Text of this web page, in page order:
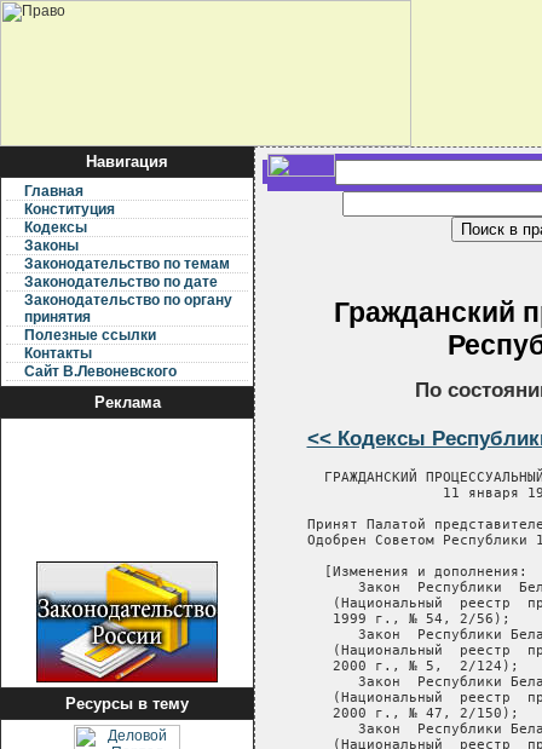
Навигация
Главная
Конституция
Кодексы
Законы
Законодательство по темам
Законодательство по дате
Законодательство по органу
принятия
Полезные ссылки
Контакты
Сайт В.Левоневского
Реклама
Ресурсы в тему
Гражданский
По
<< Кодексы
ГРАЖДАНСКИЙ
11 января
Принят Палатой
Одобрен Советом Республики
       [Изменения и дополнения:
Закон  Республики
(Национальный  реестр
        1999 г., № 54, 2/56);
Закон  Республики
(Национальный  реестр
        2000 г., № 5,  2/124);
Закон  Республики
(Национальный  реестр
        2000 г., № 47, 2/150);
Закон  Республики
(Национальный  реестр